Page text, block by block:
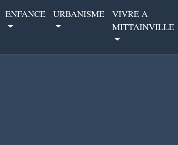
ENFANCE URBANISME
VIVRE A
MITTAINVILLE